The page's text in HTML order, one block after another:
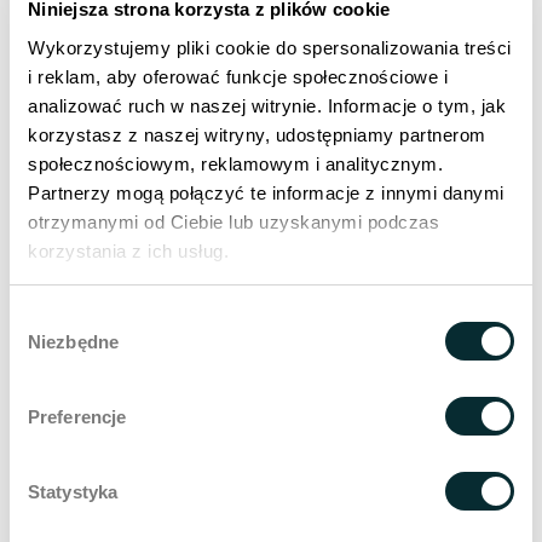
Niniejsza strona korzysta z plików cookie
Wykorzystujemy pliki cookie do spersonalizowania treści
i reklam, aby oferować funkcje społecznościowe i
analizować ruch w naszej witrynie. Informacje o tym, jak
korzystasz z naszej witryny, udostępniamy partnerom
społecznościowym, reklamowym i analitycznym.
Partnerzy mogą połączyć te informacje z innymi danymi
otrzymanymi od Ciebie lub uzyskanymi podczas
korzystania z ich usług.
zgody
Niezbędne
Preferencje
Statystyka
ZAREZERWUJ WIZYTĘ
Umów się na zabieg lipolizy laserowej Tight SculptingTM